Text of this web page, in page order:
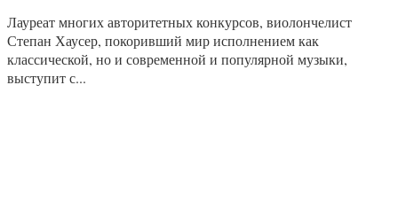
Лауреат многих авторитетных конкурсов, виолончелист
Степан Хаусер, покоривший мир исполнением как
классической, но и современной и популярной музыки,
выступит с...